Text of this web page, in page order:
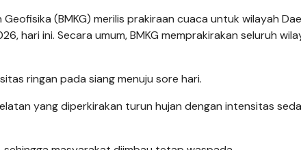
(BMKG) merilis prakiraan cuaca untuk wilayah
hari ini. Secara umum, BMKG memprakirakan seluruh
ringan pada siang menuju sore hari.
yang diperkirakan turun hujan dengan intensitas